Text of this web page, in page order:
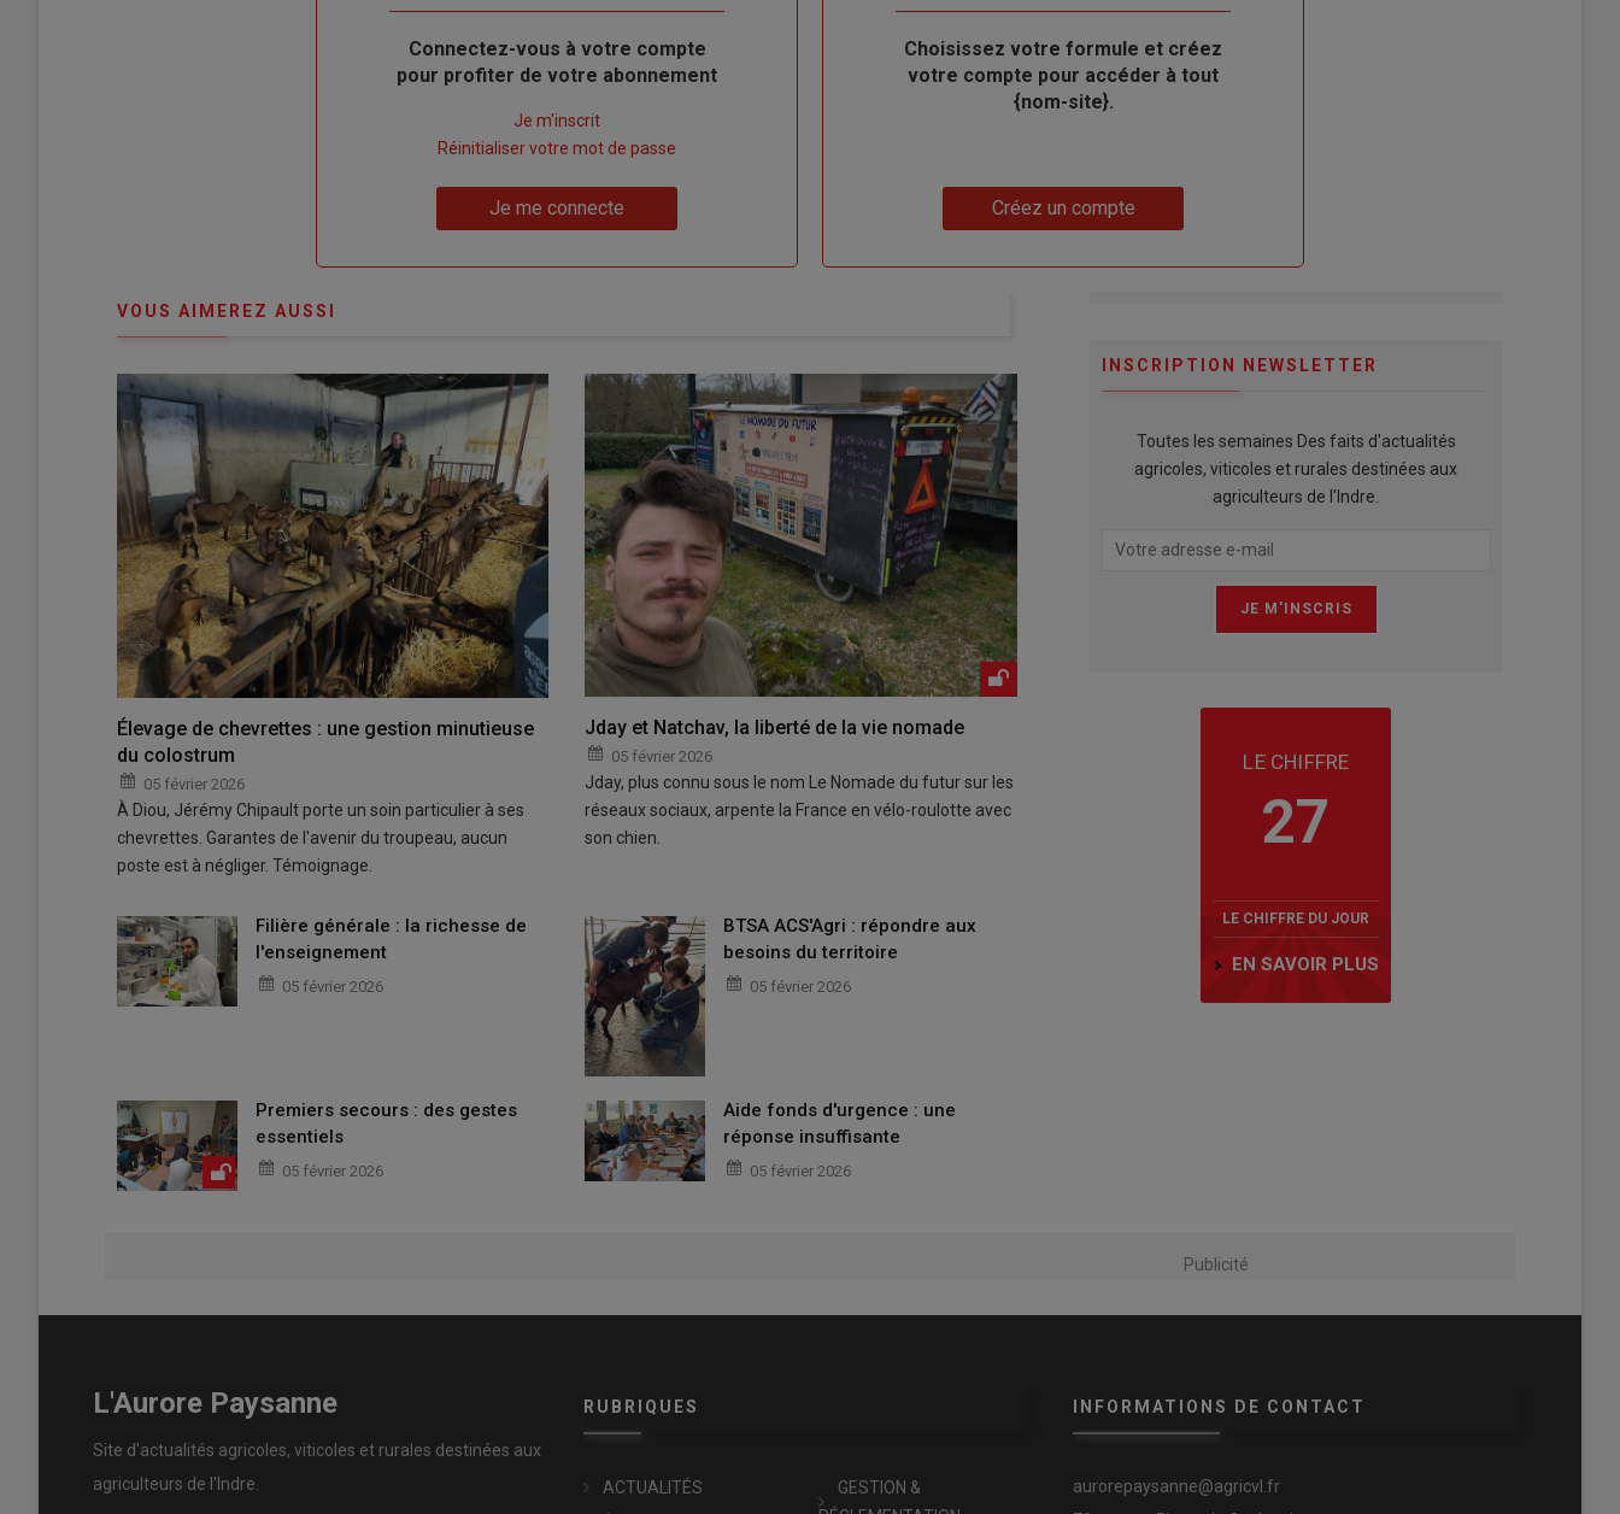
Body
Connectez-vous à votre compte
pour profiter de votre abonnement
compte"
Je m'inscrit
Réinitialiser votre mot de passe
Je me connecte
Body
Choisissez votre formule et créez
votre compte pour accéder à tout
{nom-site}.
Créez un compte
VOUS AIMEREZ AUSSI
Élevage de chevrettes : une gestion minutieuse
du colostrum
05 février 2026
À Diou, Jérémy Chipault porte un soin particulier à ses
chevrettes. Garantes de l'avenir du troupeau, aucun
poste est à négliger. Témoignage.
Jday et Natchav, la liberté de la vie nomade
05 février 2026
Jday, plus connu sous le nom Le Nomade du futur sur les
réseaux sociaux, arpente la France en vélo-roulotte avec
son chien.
Filière générale : la richesse de
l'enseignement
05 février 2026
BTSA ACS'Agri : répondre aux
besoins du territoire
05 février 2026
Premiers secours : des gestes
essentiels
05 février 2026
Aide fonds d'urgence : une
réponse insuffisante
05 février 2026
INSCRIPTION NEWSLETTER
Toutes les semaines Des faits d'actualités
agricoles, viticoles et rurales destinées aux
agriculteurs de l'Indre.
LE CHIFFRE
27
LE CHIFFRE DU JOUR
EN SAVOIR PLUS
Publicité
L'Aurore Paysanne
Site d'actualités agricoles, viticoles et rurales destinées aux
agriculteurs de l'Indre.
RUBRIQUES
ACTUALITÉS
GESTION &
INFORMATIONS DE CONTACT
aurorepaysanne@agricvl.fr